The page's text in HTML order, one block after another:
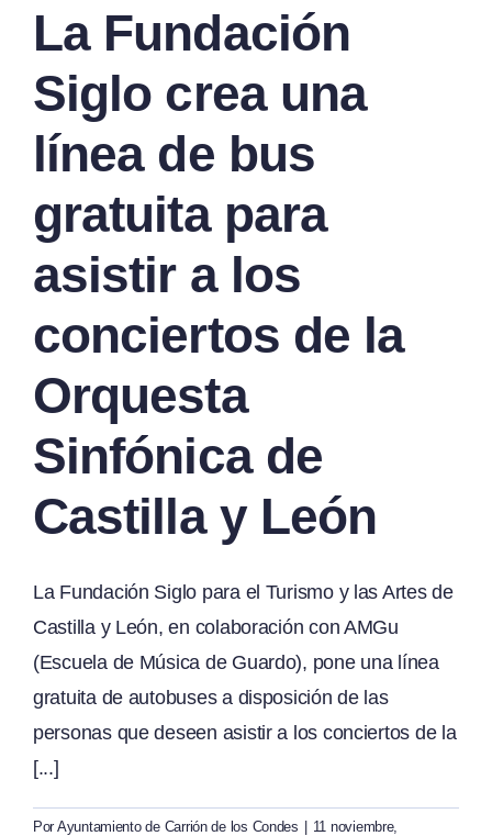
La Fundación
Siglo crea una
línea de bus
gratuita para
asistir a los
conciertos de la
Orquesta
Sinfónica de
Castilla y León
La Fundación Siglo para el Turismo y las Artes de
Castilla y León, en colaboración con AMGu
(Escuela de Música de Guardo), pone una línea
gratuita de autobuses a disposición de las
personas que deseen asistir a los conciertos de la
[...]
Por Ayuntamiento de Carrión de los Condes | 11 noviembre,